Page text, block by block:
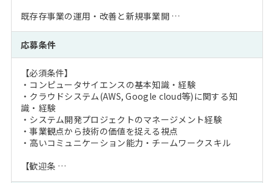
既存存事業の運用・改善と新規事業開 …
応募条件
【必須条件】
・コンピュータサイエンスの基本知識・経験
・クラウドシステム(AWS, Google cloud等)に関する知
識・経験
・システム開発プロジェクトのマネージメント経験
・事業観点から技術の価値を捉える視点
・高いコミュニケーション能力・チームワークスキル
【歓迎条 …